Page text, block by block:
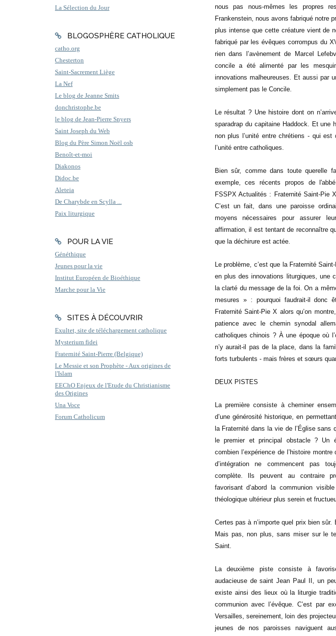
La Sélection du Jour
BLOGOSPHÈRE CATHOLIQUE
catho.org
Chesterton
Saint-Sacrement Liège
La Nef
Le blog de Jeanne Smits
donchristophe.be
le blog de Jean-Pierre Snyers
Saint Joseph du Web
Blog du Père Simon Noël osb
Benoît-et-moi
Diakonos
Didoc.be
Aleteia
De Charybde en Scylla ...
Paix liturgique
POUR LA VIE
Généthique
Jeunes pour la vie
Institut Européen de Bioéthique
Marche pour la Vie
SITES À DÉCOUVRIR
Exultet, site de téléchargement catholique
Mysterium fidei
Fraternité Saint-Pierre (Belgique)
Le Messie et son Prophète - Aux origines de
l'Islam
EEChO Enjeux de l'Etude du Christianisme
des Origines
Una Voce
Forum Catholicum
nous pas nous-mêmes les propres
Frankenstein, nous avons fabriqué notre
plus intense que cette créature vient de
fabriqué par les évêques corrompus du
rien dans l’avènement de Marcel
concile a été alimenté par les
innovations malheureuses. Et aussi par
simplement pas le Concile.
Le résultat ? Une histoire dont on
sparadrap du capitaine Haddock. Et une
non plus l’unité entre chrétiens - qui
l’unité entre catholiques.
Bien sûr, comme dans toute querelle
exemple, ces récents propos de
FSSPX Actualités : Fraternité Saint-Pie
C’est un fait, dans une paroisse
moyens nécessaires pour assurer
affirmation, il est tentant de reconnaître
que la déchirure est actée.
Le problème, c’est que la Fraternité
en plus des innovations liturgiques, une
la clarté du message de la foi. On a
mesures » : pourquoi faudrait-il donc
Fraternité Saint-Pie X alors qu’on
patience avec le chemin synodal
catholiques chinois ? À une époque où
n’y aurait-il pas de la place, dans la
forts turbulents - mais frères et sœurs
DEUX PISTES
La première consiste à cheminer
d’une générosité historique, en
la Fraternité dans la vie de l’Église sans
le premier et principal obstacle ? Un
combien l’expérience de l’histoire
d’intégration ne commencent pas
complète. Ils peuvent au contraire
favorisant d’abord la communion
théologique ultérieur plus serein et
Certes pas à n’importe quel prix bien sûr.
Mais pas, non plus, sans miser sur le
Saint.
La deuxième piste consiste à
audacieuse de saint Jean Paul II, un
existe ainsi des lieux où la liturgie
communion avec l’évêque. C’est par
Versailles, sereinement, loin des
jeunes de nos paroisses naviguent